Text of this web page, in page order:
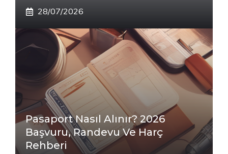
28/07/2026
Pasaport Nasıl Alınır? 2026
Başvuru, Randevu Ve Harç
Rehberi